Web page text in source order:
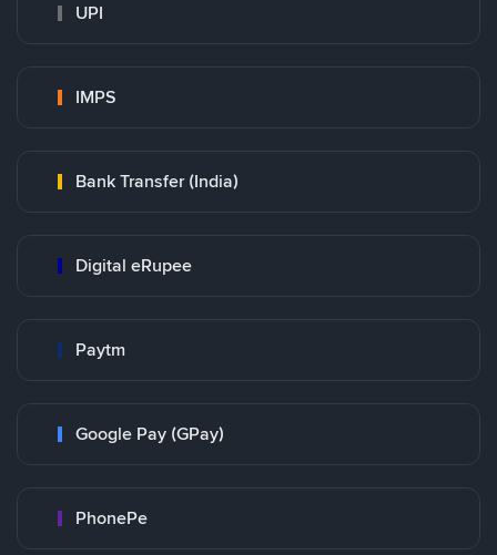
UPI
IMPS
Bank Transfer (India)
Digital eRupee
Paytm
Google Pay (GPay)
PhonePe